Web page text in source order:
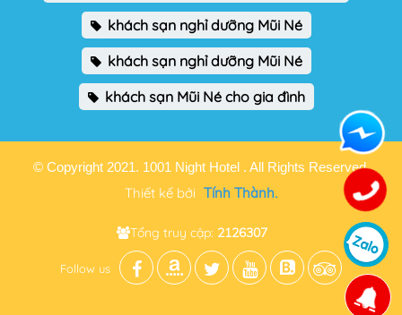
khách sạn nghỉ dưỡng Mũi Né
khách sạn nghỉ dưỡng Mũi Né
khách sạn Mũi Né cho gia đình
© Copyright 2021. 1001 Night Hotel . All Rights Reserved.
Thiết kế bởi Tính Thành.
Tổng truy cập: 2126307
Follow us